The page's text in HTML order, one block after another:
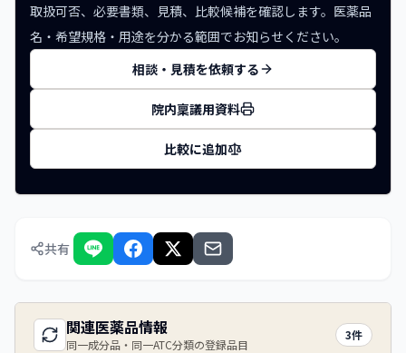
取扱可否、必要書類、見積、比較候補を確認します。医薬品
名・希望規格・用途を分かる範囲でお知らせください。
相談・見積を依頼する
院内稟議用資料
比較に追加
共有
関連医薬品情報
同一成分品・同一ATC分類の登録品目
3件